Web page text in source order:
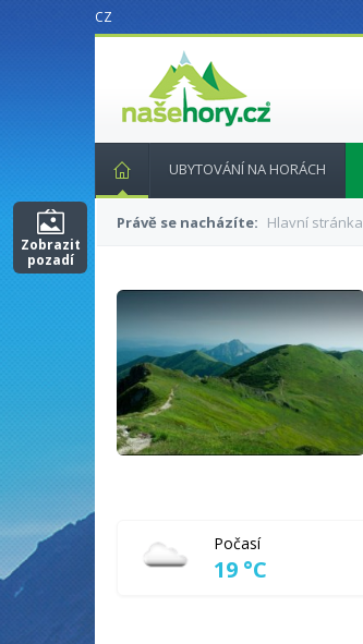
CZ
nasehory.cz
UBYTOVÁNÍ NA HORÁCH
Právě se nacházíte: Hlavní stránka
Počasí
19 °C
Zobrazit
pozadí